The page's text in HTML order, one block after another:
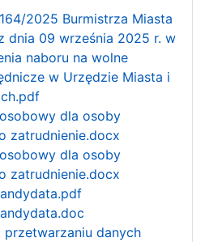
2025 Burmistrza Miasta
dnia 09 września 2025 r. w
naboru na wolne
w Urzędzie Miasta i
dla osoby
zatrudnienie.docx
dla osoby
zatrudnienie.docx
przetwarzaniu danych